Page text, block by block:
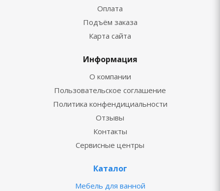
Оплата
Подъём заказа
Карта сайта
Информация
О компании
Пользовательское соглашение
Политика конфендициальности
Отзывы
Контакты
Сервисные центры
Каталог
Мебель для ванной